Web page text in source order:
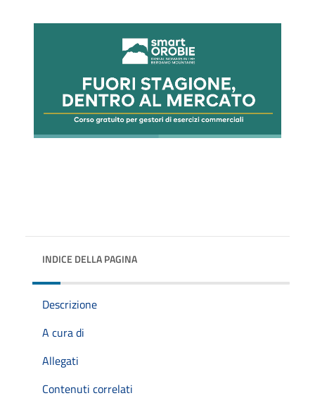
INDICE DELLA PAGINA
Descrizione
A cura di
Allegati
Contenuti correlati